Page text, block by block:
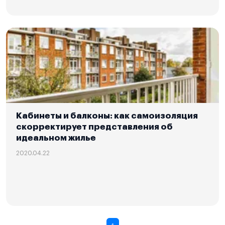
Кабинеты и балконы: как самоизоляция
скорректирует представления об
идеальном жилье
2020.04.22